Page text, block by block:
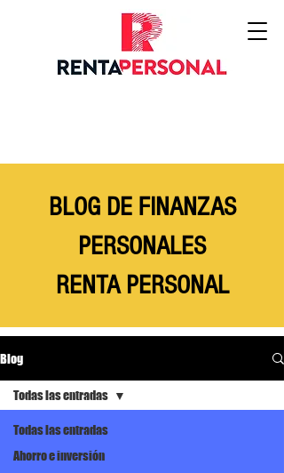
BLOG DE FINANZAS
PERSONALES
RENTA PERSONAL
Blog
Todas las entradas
Ahorro e inversión
Todas las entradas